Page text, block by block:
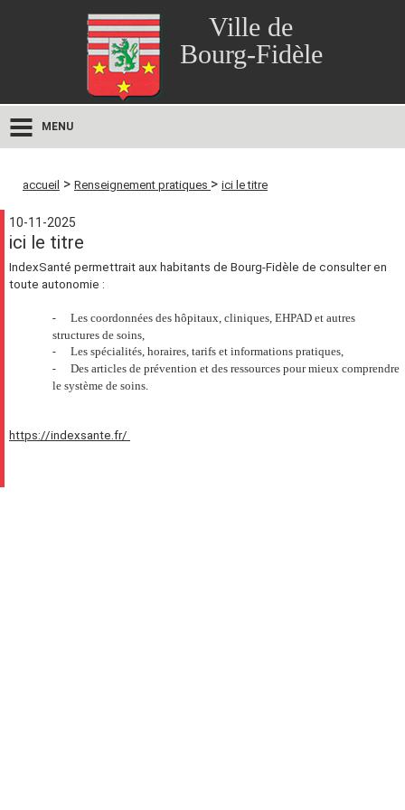
Ville de
Bourg-Fidèle
MENU
accueil > Renseignement pratiques > ici le titre
10-11-2025
ici le titre
IndexSanté permettrait aux habitants de Bourg-Fidèle de consulter en
toute autonomie :
-
Les coordonnées des hôpitaux, cliniques, EHPAD et autres
structures de soins,
-
Les spécialités, horaires, tarifs et informations pratiques,
-
Des articles de prévention et des ressources pour mieux comprendre
le système de soins.
https://indexsante.fr/